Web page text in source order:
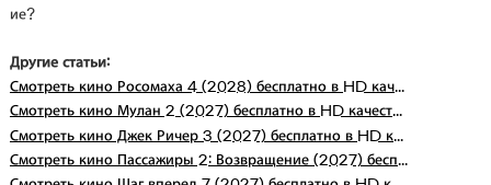
ие?
Другие статьи:
Смотреть кино Росомаха 4 (2028) бесплатно в HD кач...
Смотреть кино Мулан 2 (2027) бесплатно в HD качест...
Смотреть кино Джек Ричер 3 (2027) бесплатно в HD к...
Смотреть кино Пассажиры 2: Возвращение (2027) бесп...